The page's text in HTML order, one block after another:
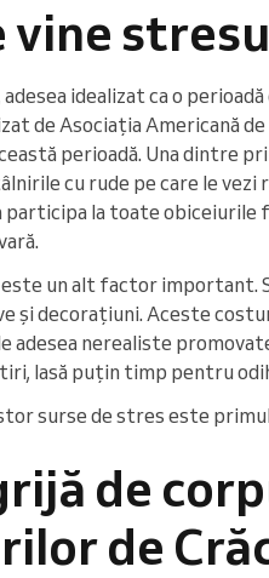
vine
idealizat ca o
de Asociația Americană
perioadă. Una dintre
cu rude pe care le
participa la toate
este un alt factor
și decorațiuni. Aceste
adesea nerealiste
lasă puțin timp pentru
surse de stres este
de
de